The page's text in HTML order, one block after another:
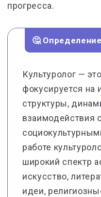
прогресса.
🤔 Определение
Культуролог —
фокусируется на
структуры,
взаимодействия
работе
широкий спектр
искусство,
идеи,